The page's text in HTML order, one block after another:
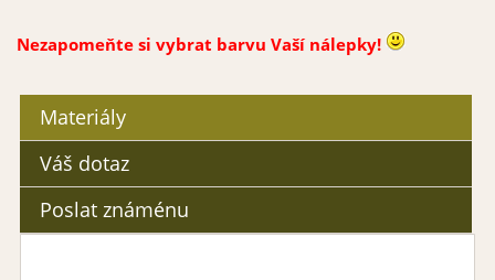
Nezapomeňte si vybrat barvu Vaší nálepky!
Materiály
Váš dotaz
Poslat známénu